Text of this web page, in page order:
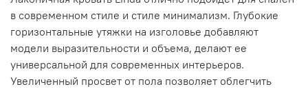
в современном стиле и стиле минимализм. Глубокие
горизонтальные утяжки на изголовье добавляют
модели выразительности и объема, делают ее
универсальной для современных интерьеров.
Увеличенный просвет от пола позволяет облегчить